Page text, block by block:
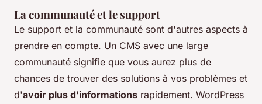
La communauté et le support
Le support et la communauté sont d'autres aspects à
prendre en compte. Un CMS avec une large
communauté signifie que vous aurez plus de
chances de trouver des solutions à vos problèmes et
d'avoir plus d'informations rapidement. WordPress